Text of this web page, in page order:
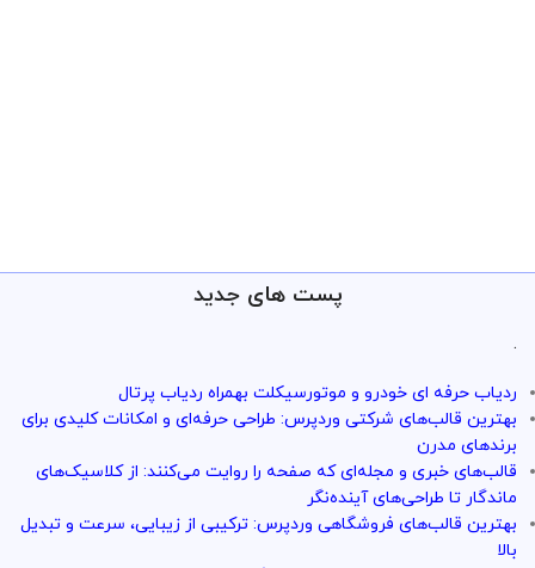
پست های جدید
.
ردیاب حرفه ای خودرو و موتورسیکلت بهمراه ردیاب پرتال
بهترین قالب‌های شرکتی وردپرس: طراحی حرفه‌ای و امکانات کلیدی برای
برندهای مدرن
قالب‌های خبری و مجله‌ای که صفحه را روایت می‌کنند: از کلاسیک‌های
ماندگار تا طراحی‌های آینده‌نگر
بهترین قالب‌های فروشگاهی وردپرس: ترکیبی از زیبایی، سرعت و تبدیل
بالا